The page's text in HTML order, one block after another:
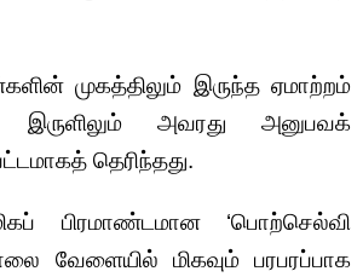
முகத்திலும் இருந்த ஏமாற்றம்
அவரது அனுபவக்
தெரிந்தது.
பிரமாண்டமான ‘பொற்செல்வி
வேளையில் மிகவும் பரபரப்பாக